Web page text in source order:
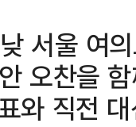
서울 여
오찬을
와 직전